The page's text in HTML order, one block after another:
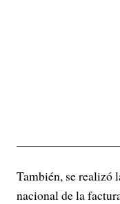
También, se realizó
nacional de la